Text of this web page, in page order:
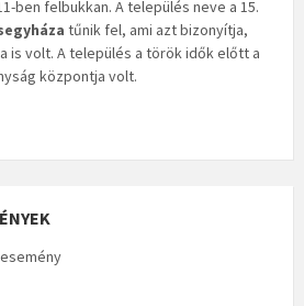
ben felbukkan. A település neve a 15.
tűnik fel, ami azt bizonyítja,
is volt. A település a török idők előtt a
központja volt.